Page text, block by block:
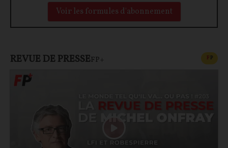
Voir les formules d'abonnement
REVUE DE PRESSEFP+ FP